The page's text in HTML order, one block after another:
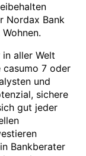
Nordax Bank
aller Welt
casumo 7 oder
und
sichere
gut jeder
Bankberater